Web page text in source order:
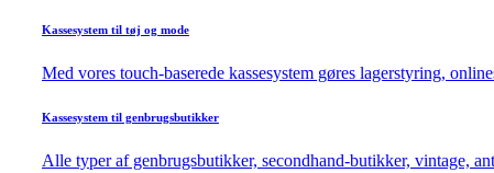
Kassesystem til tøj og mode
Med vores touch-baserede kassesystem gøres lagerstyring,
Kassesystem til genbrugsbutikker
Alle typer af genbrugsbutikker, secondhand-butikker, vintage,